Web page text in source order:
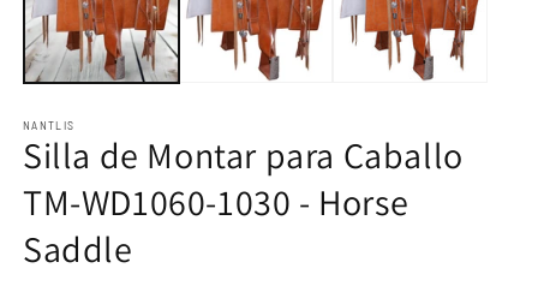
NANTLIS
Silla de Montar para Caballo
TM-WD1060-1030 - Horse
Saddle